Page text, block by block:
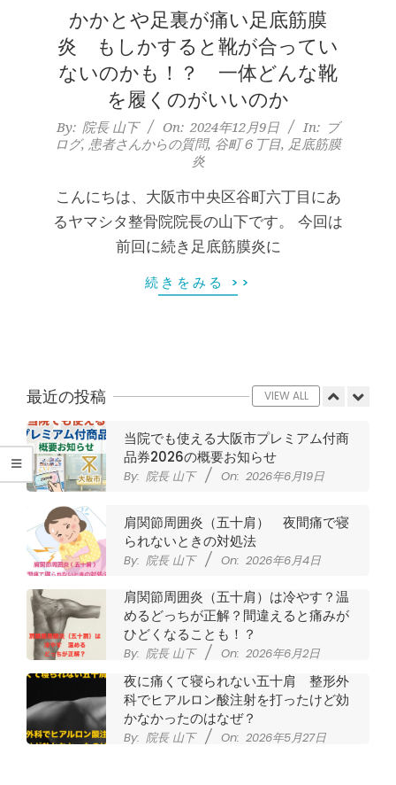
肩
痛
｜
整
体
な
ら
ヤ
マ
シ
かかとや足裏が痛い足底筋膜
炎 もしかすると靴が合ってい
ないのかも！？ 一体どんな靴
を履くのがいいのか
2024-
12-
By: 院長 山下 On: 2024年12月9日 In: ブ
ログ, 患者さんからの質問, 谷町６丁目, 足底筋膜
炎
こんにちは、大阪市中央区谷町六丁目にあ
るヤマシタ整骨院院長の山下です。 今回は
前回に続き足底筋膜炎に
続きをみる >>
最近の投稿 VIEW ALL
膝のお皿の下が痛くて運動できない！
膝蓋靭帯炎（ジャンパー膝）は冷やし
たほうがいい？それとも温める？
By: 院長 山下 2026年5月25日
整形外科で水を抜きヒアルロン酸注射
をしても痛みが取れない膝痛で来院さ
れた患者さまの声
By: 院長 山下 On: 2026年5月23日
痛い！膝蓋靭帯炎（ジャンパー膝）に
自分で貼れるテーピングのご紹介
By: 院長 山下 On: 2026年5月23日
ジャンプやダッシュで膝のお皿の下が
痛い！膝蓋靭帯炎になってしまったら
サポーターはつけるべき？
2026年7月11日
当院でも使える大阪市プレミアム付商
品券2026の概要お知らせ
By: 院長 山下 On: 2026年6月19日
肩関節周囲炎（五十肩） 夜間痛で寝
られないときの対処法
By: 院長 山下 On: 2026年6月4日
肩関節周囲炎（五十肩）は冷やす？温
めるどっちが正解？間違えると痛みが
ひどくなることも！？
By: 院長 山下 On: 2026年6月2日
夜に痛くて寝られない五十肩 整形外
科でヒアルロン酸注射を打ったけど効
かなかったのはなぜ？
By: 院長 山下 On: 2026年5月27日